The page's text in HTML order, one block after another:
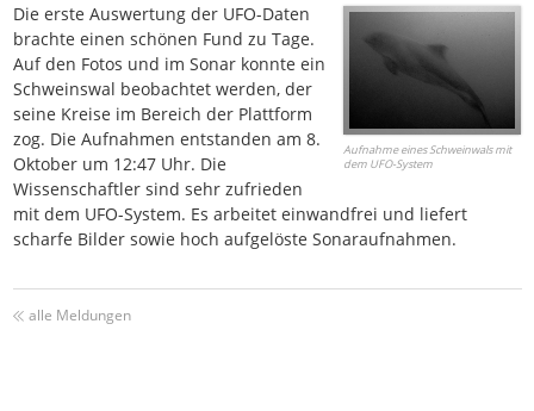
Aufnahme eines Schweinwals mit
dem UFO-System
Die erste Auswertung der UFO-Daten
brachte einen schönen Fund zu Tage.
Auf den Fotos und im Sonar konnte ein
Schweinswal beobachtet werden, der
seine Kreise im Bereich der Plattform
zog. Die Aufnahmen entstanden am 8.
Oktober um 12:47 Uhr. Die
Wissenschaftler sind sehr zufrieden
mit dem UFO-System. Es arbeitet einwandfrei und liefert
scharfe Bilder sowie hoch aufgelöste Sonaraufnahmen.
alle Meldungen